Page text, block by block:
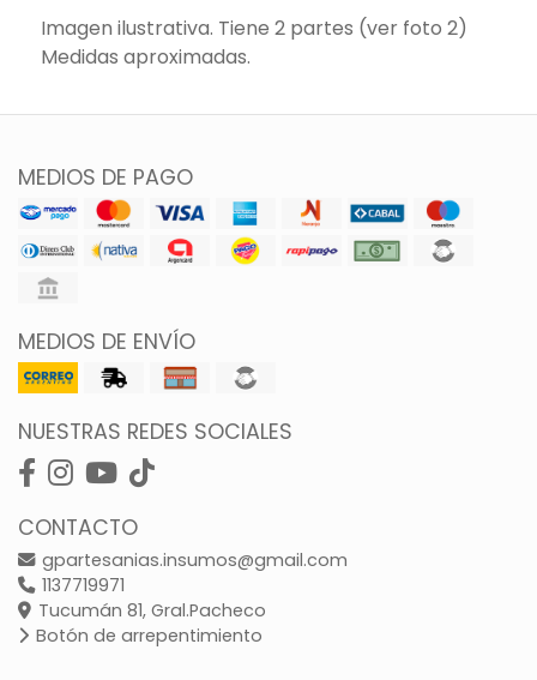
Imagen ilustrativa. Tiene 2 partes (ver foto 2)
Medidas aproximadas.
MEDIOS DE PAGO
MEDIOS DE ENVÍO
NUESTRAS REDES SOCIALES
CONTACTO
gpartesanias.insumos@gmail.com
1137719971
Tucumán 81, Gral.Pacheco
Botón de arrepentimiento